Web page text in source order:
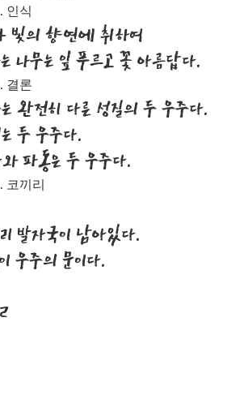
인식
빛의 향연에 취하여
나무는 잎 푸르고 꽃 아름답다.
결론
완전히 다른 성질의 두 우주다.
두 우주다.
파동은 두 우주다.
코끼리
발자국이 남아있다.
우주의 문이다.